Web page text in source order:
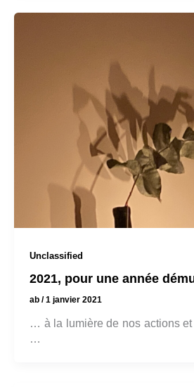
Unclassified
2021, pour une année
ab /1 janvier 2021
… à la lumière de nos actions
…